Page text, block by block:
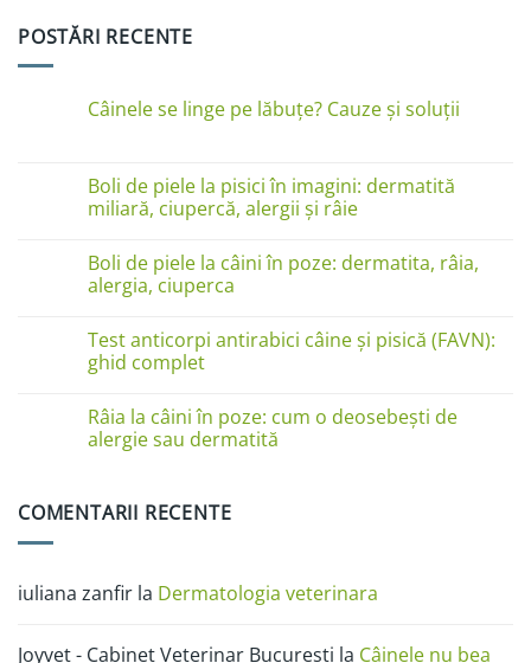
POSTĂRI RECENTE
Câinele se linge pe lăbuțe? Cauze și soluții
Câinele
se
linge
Cauze
și
soluții
Boli de piele la pisici în imagini: dermatită
miliară, ciupercă, alergii și râie
comentariu
la
Boli
de
pisici
în
imagini:
miliară,
ciupercă,
alergii
și
Boli de piele la câini în poze: dermatita, râia,
alergia, ciuperca
la
Boli
de
câini
în
poze:
ciuperca
Test anticorpi antirabici câine și pisică (FAVN):
ghid complet
comentariu
la
Test
anticorpi
pisică
Râia la câini în poze: cum o deosebești de
alergie sau dermatită
Râia
cum
o
alergie
COMENTARII RECENTE
iuliana zanfir la Dermatologia veterinara
Joyvet - Cabinet Veterinar București la Câinele nu bea